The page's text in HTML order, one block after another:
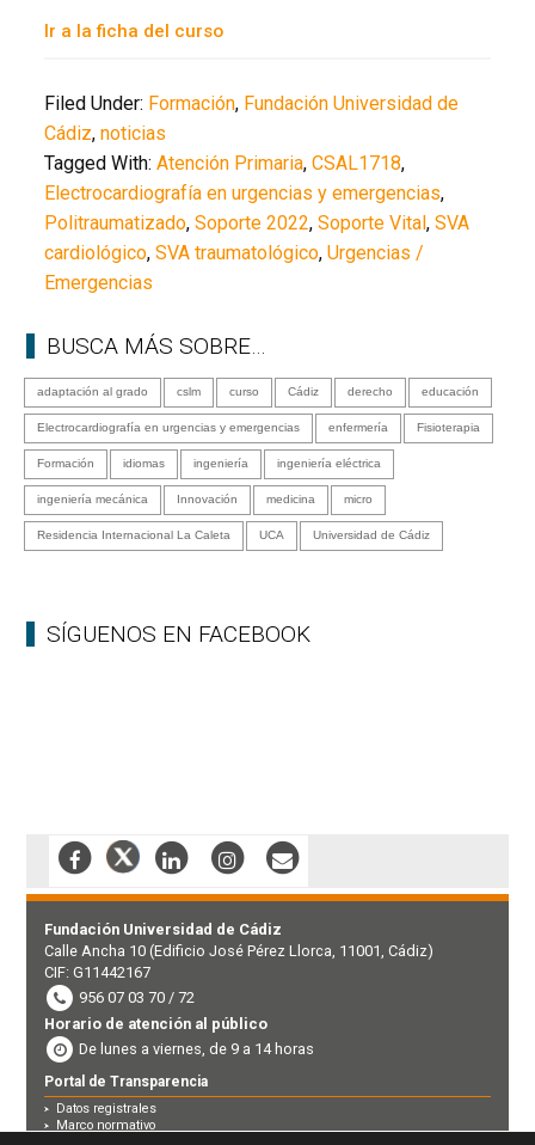
Ir a la ficha del curso
Filed Under: Formación, Fundación Universidad de
Cádiz,noticias
Tagged With:Atención Primaria,CSAL1718,
Electrocardiografía en urgencias y emergencias,
Politraumatizado,Soporte 2022,Soporte Vital,SVA
cardiológico,SVA traumatológico,Urgencias /
Emergencias
BUSCA MÁS SOBRE…
adaptación al grado cslm curso Cádiz derecho educación
Electrocardiografía en urgencias y emergencias enfermería Fisioterapia
Formación idiomas ingeniería ingeniería eléctrica
ingeniería mecánica Innovación medicina micro
Residencia Internacional La Caleta UCA Universidad de Cádiz
SÍGUENOS EN FACEBOOK
Fundación Universidad de Cádiz
Calle Ancha 10 (Edificio José Pérez Llorca, 11001, Cádiz)
CIF: G11442167
956 07 03 70 / 72
Horario de atención al público
De lunes a viernes, de 9 a 14 horas
Portal de Transparencia
Datos registrales
Marco normativo